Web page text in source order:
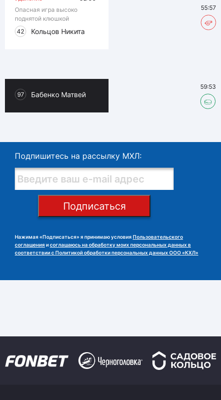
Опасная игра высоко
поднятой клюшкой
42
Кольцов Никита
55:57
97 Бабенко Матвей
59:53
Подпишитесь на рассылку МХЛ:
Подписаться
Нажимая «Подписаться» я принимаю условия Пользовательского
соглашения исоглашаюсь на обработку моих персональных данных в
соответствии с Политикой обработки персональных данных ООО «КХЛ»